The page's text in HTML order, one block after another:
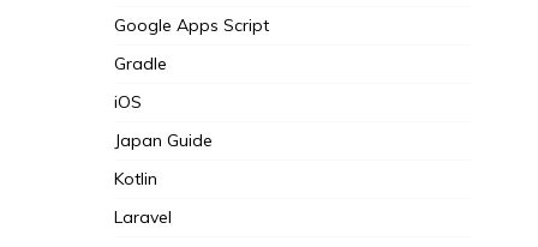
Google Apps Script
Gradle
iOS
Japan Guide
Kotlin
Laravel